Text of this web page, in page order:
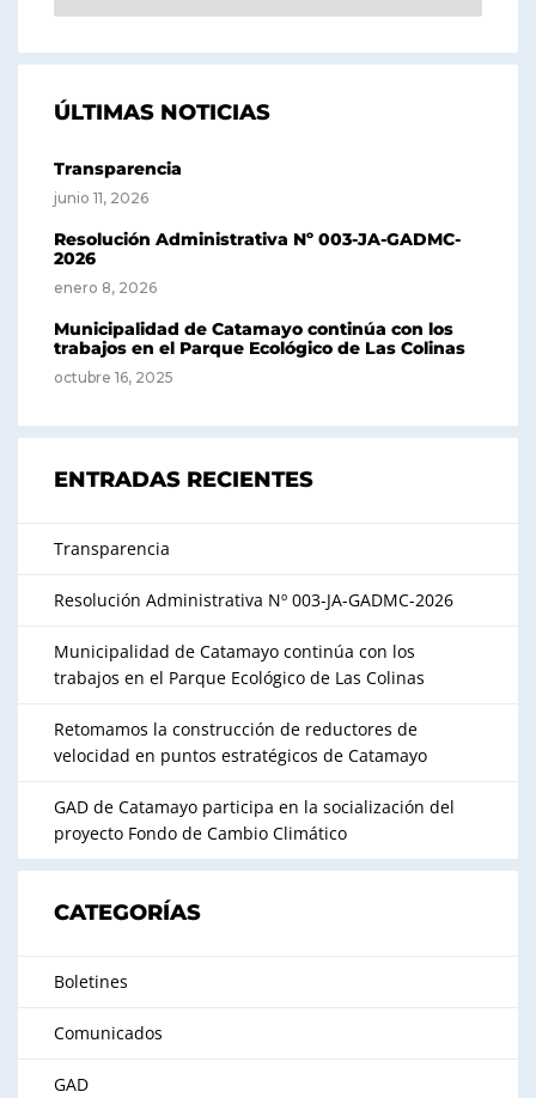
ÚLTIMAS NOTICIAS
Transparencia
junio 11, 2026
Resolución Administrativa Nº 003-JA-GADMC-
2026
enero 8, 2026
Municipalidad de Catamayo continúa con los
trabajos en el Parque Ecológico de Las Colinas
octubre 16, 2025
ENTRADAS RECIENTES
Transparencia
Resolución Administrativa Nº 003-JA-GADMC-2026
Municipalidad de Catamayo continúa con los
trabajos en el Parque Ecológico de Las Colinas
Retomamos la construcción de reductores de
velocidad en puntos estratégicos de Catamayo
GAD de Catamayo participa en la socialización del
proyecto Fondo de Cambio Climático
CATEGORÍAS
Boletines
Comunicados
GAD